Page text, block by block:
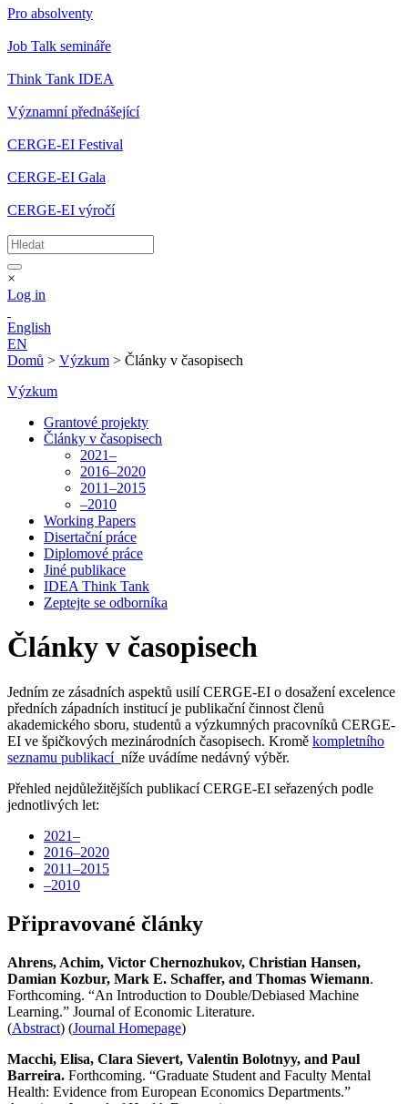
Pro absolventy
Job Talk semináře
Think Tank IDEA
Významní přednášející
CERGE-EI Festival
CERGE-EI Gala
CERGE-EI výročí
×
Log in
English
EN
Domů > Výzkum > Články v časopisech
Výzkum
Grantové projekty
Články v časopisech
2021–
2016–2020
2011–2015
–2010
Working Papers
Disertační práce
Diplomové práce
Jiné publikace
IDEA Think Tank
Zeptejte se odborníka
Články v časopisech
Jedním ze zásadních aspektů usilí CERGE-EI o dosažení excelence
předních západních institucí je publikační činnost členů
akademického sboru, studentů a výzkumných pracovníků CERGE-
EI ve špičkových mezinárodních časopisech. Kromě kompletního
seznamu publikací níže uvádíme nedávný výběr.
Přehled nejdůležitějších publikací CERGE-EI seřazených podle
jednotlivých let:
2021–
2016–2020
2011–2015
–2010
Připravované články
Ahrens, Achim, Victor Chernozhukov, Christian Hansen,
Damian Kozbur, Mark E. Schaffer, and Thomas Wiemann.
Forthcoming. “An Introduction to Double/Debiased Machine
Learning.” Journal of Economic Literature.
(Abstract) (Journal Homepage)
Macchi, Elisa, Clara Sievert, Valentin Bolotnyy, and Paul
Barreira. Forthcoming. “Graduate Student and Faculty Mental
Health: Evidence from European Economics Departments.”